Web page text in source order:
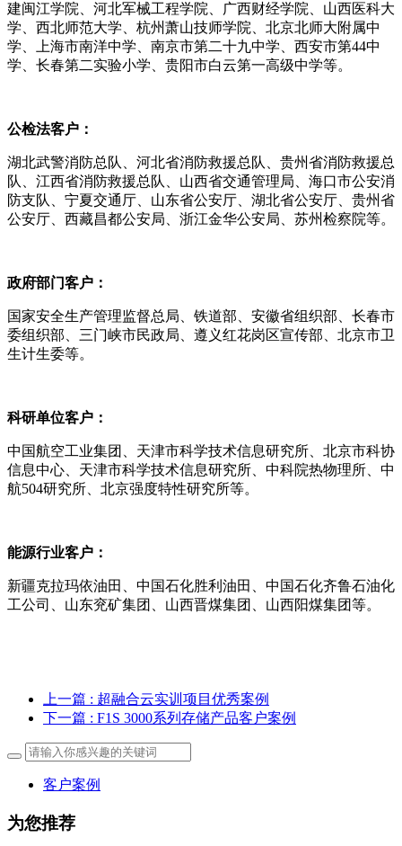
建闽江学院、河北军械工程学院、广西财经学院、山西医科大
学、西北师范大学、杭州萧山技师学院、北京北师大附属中
学、上海市南洋中学、南京市第二十九中学、西安市第44中
学、长春第二实验小学、贵阳市白云第一高级中学等。
公检法客户：
湖北武警消防总队、河北省消防救援总队、贵州省消防救援总
队、江西省消防救援总队、山西省交通管理局、海口市公安消
防支队、宁夏交通厅、山东省公安厅、湖北省公安厅、贵州省
公安厅、西藏昌都公安局、浙江金华公安局、苏州检察院等。
政府部门客户：
国家安全生产管理监督总局、铁道部、安徽省组织部、长春市
委组织部、三门峡市民政局、遵义红花岗区宣传部、北京市卫
生计生委等。
科研单位客户：
中国航空工业集团、天津市科学技术信息研究所、北京市科协
信息中心、天津市科学技术信息研究所、中科院热物理所、中
航504研究所、北京强度特性研究所等。
能源行业客户：
新疆克拉玛依油田、中国石化胜利油田、中国石化齐鲁石油化
工公司、山东兖矿集团、山西晋煤集团、山西阳煤集团等。
上一篇 : 超融合云实训项目优秀案例
下一篇 : F1S 3000系列存储产品客户案例
客户案例
为您推荐